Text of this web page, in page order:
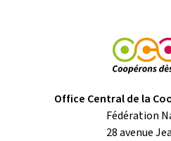
Office Central de la
Fédération
28 avenue